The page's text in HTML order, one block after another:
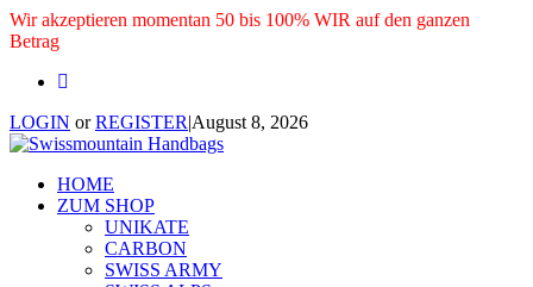
Wir akzeptieren momentan 50 bis 100% WIR auf den ganzen
Betrag
LOGIN orREGISTER|August 8, 2026
HOME
ZUM SHOP
UNIKATE
CARBON
SWISS ARMY